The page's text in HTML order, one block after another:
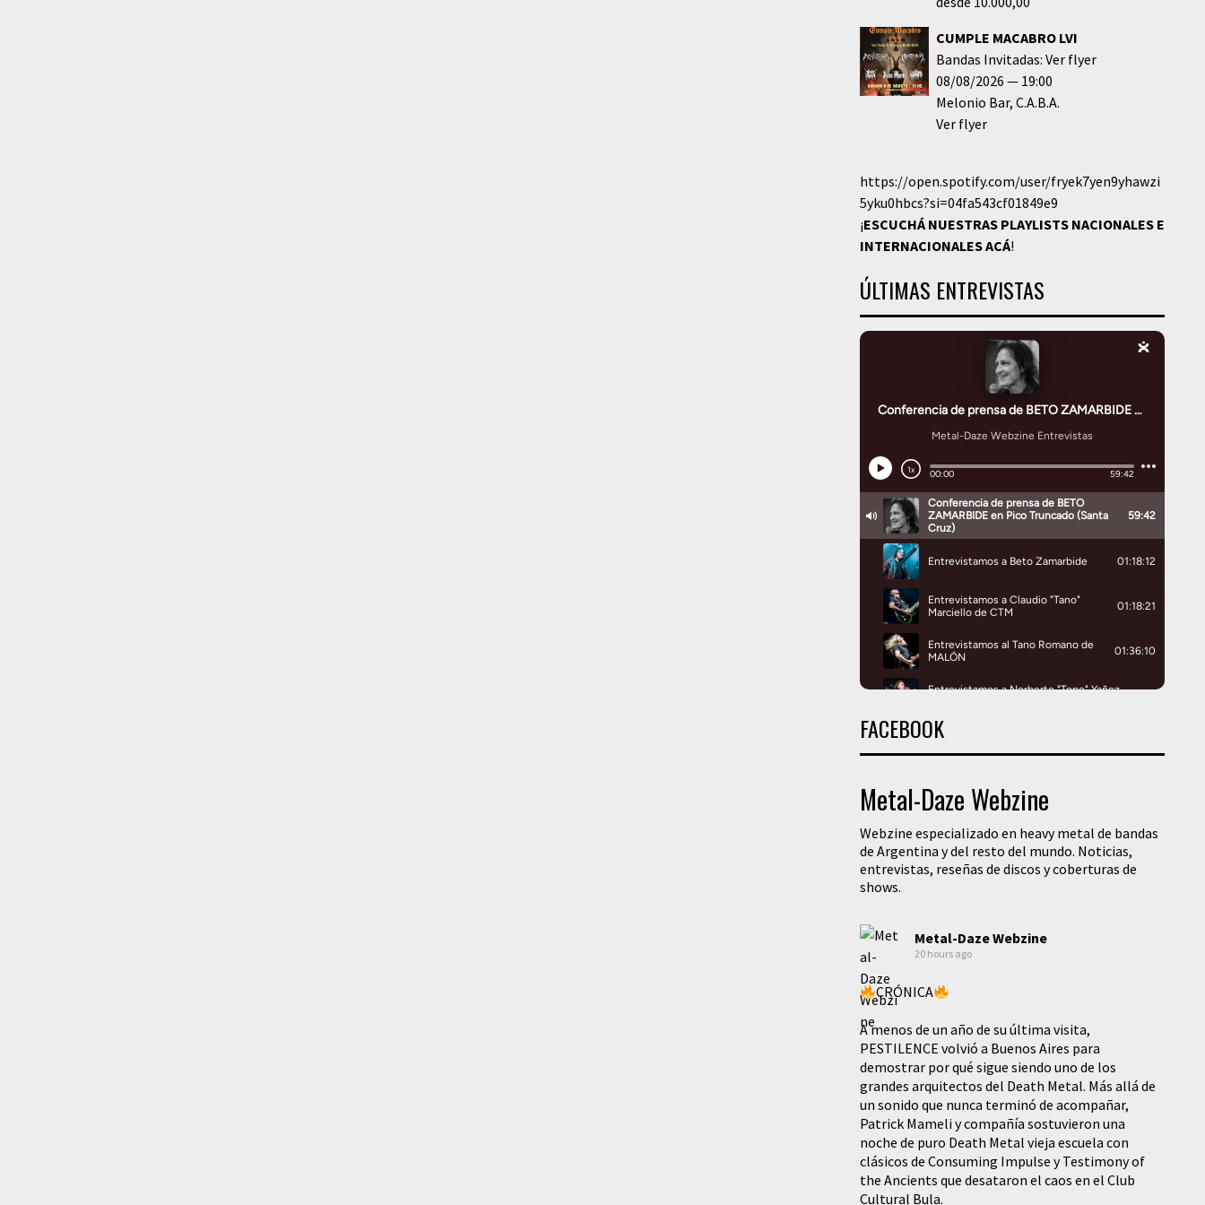
CUMPLE MACABRO LVI
Bandas Invitadas: Ver flyer
08/08/2026
19:00
Melonio Bar C.A.B.A.
Ver flyer
https://open.spotify.com/user/fryek7yen9yhawzi
5yku0hbcs?si=04fa543cf01849e9
¡ESCUCHÁ NUESTRAS PLAYLISTS NACIONALES E
INTERNACIONALESACÁ!
ÚLTIMAS ENTREVISTAS
FACEBOOK
Metal-Daze Webzine
Webzine especializado en heavy metal de bandas
de Argentina y del resto del mundo. Noticias,
entrevistas, reseñas de discos y coberturas de
shows.
Metal-Daze Webzine
20 hours ago
CRÓNICA
A menos de un año de su última visita,
PESTILENCE volvió a Buenos Aires para
demostrar por qué sigue siendo uno de los
grandes arquitectos del Death Metal. Más allá de
un sonido que nunca terminó de acompañar,
Patrick Mameli y compañía sostuvieron una
noche de puro Death Metal vieja escuela con
clásicos de Consuming Impulse y Testimony of
the Ancients que desataron el caos en el Club
Cultural Bula.